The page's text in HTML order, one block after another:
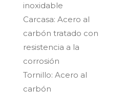
inoxidable
Carcasa: Acero al
carbón tratado con
resistencia a la
corrosión
Tornillo: Acero al
carbón